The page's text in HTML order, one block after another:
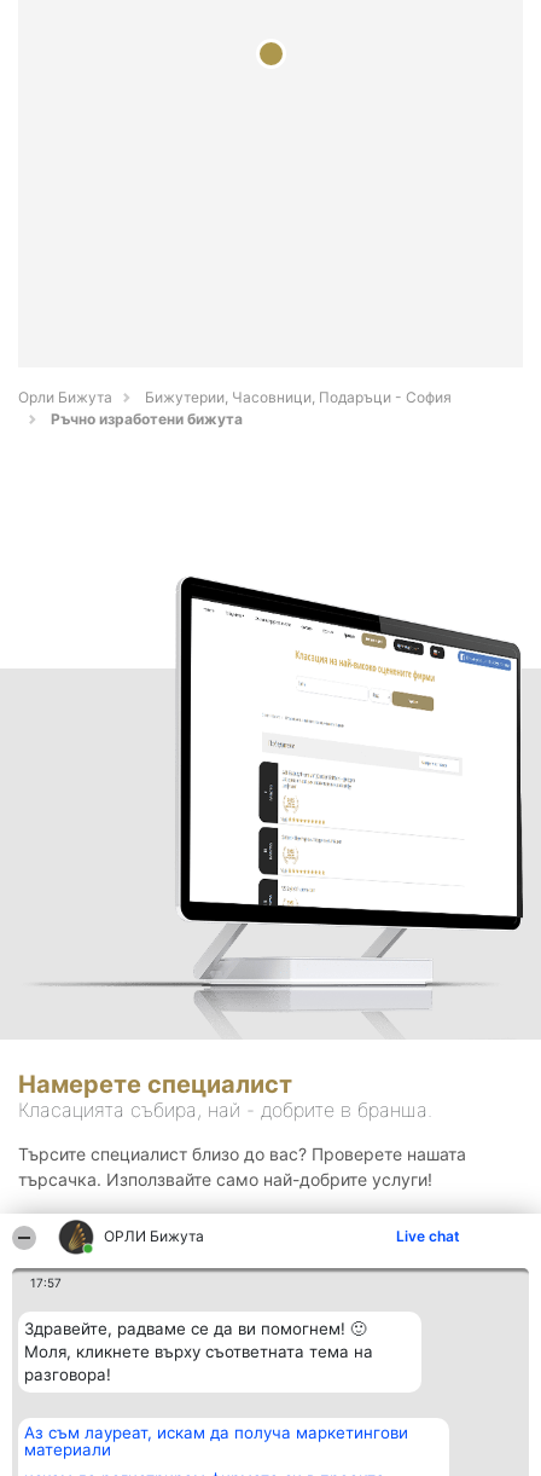
ОРЛИ Бижута Live chat
17:57
Здравейте, радваме се да ви помогнем! 🙂
Моля, кликнете върху съответната тема на
разговора!
Аз съм лауреат, искам да получа маркетингови
материали
Орли Бижута
Бижутерии, Часовници, Подаръци - София
Ръчно изработени бижута
Намерете специалист
Класацията събира, най - добрите в бранша.
Търсите специалист близо до вас? Проверете нашата
търсачка. Използвайте само най-добрите услуги!
Организатор на
класиране
Класация Контакти